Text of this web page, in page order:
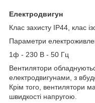
Електродвигун
Клас захисту IP44, клас
Параметри
1ф - 230 В - 50 Гц
Вентилятори
електродвигунами, з
Крім того, вентилятори
швидкості напругою.